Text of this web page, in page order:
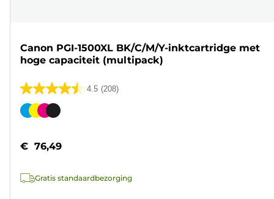
Canon PGI-1500XL BK/C/M/Y-inktcartridge met
hoge capaciteit (multipack)
4.5 (208)
4.5
van
sterren.
beoordelingen
Kleurencartridge
€ 76,49
Gratis standaardbezorging